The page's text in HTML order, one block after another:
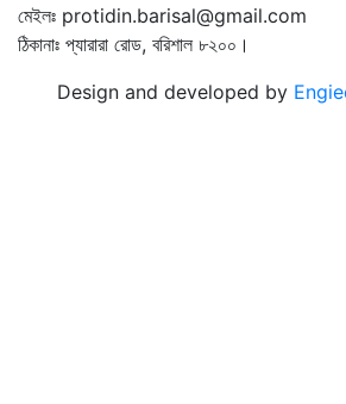
মেইলঃ protidin.barisal@gmail.com
ঠিকানাঃ প্যারারা রোড, বরিশাল ৮২০০।
Design and developed by